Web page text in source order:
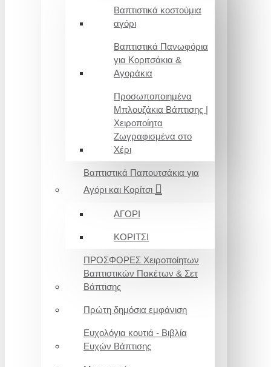
Βαπτιστικά κοστούμια
αγόρι
Βαπτιστικά Πανωφόρια
για Κοριτσάκια &
Αγοράκια
Προσωποποιημένα
Μπλουζάκια Βάπτισης |
Χειροποίητα
Ζωγραφισμένα στο
Χέρι
Βαπτιστικά Παπουτσάκια για
Αγόρι και Κορίτσι
ΑΓΟΡΙ
ΚΟΡΙΤΣΙ
ΠΡΟΣΦΟΡΕΣ Χειροποίητων
Βαπτιστικών Πακέτων & Σετ
Βάπτισης
Πρώτη δημόσια εμφάνιση
Ευχολόγια κουτιά - Βιβλία
Ευχών Βάπτισης